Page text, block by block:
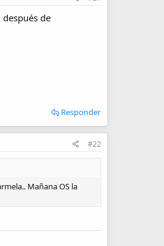
de
Responder
#22
Mañana OS la